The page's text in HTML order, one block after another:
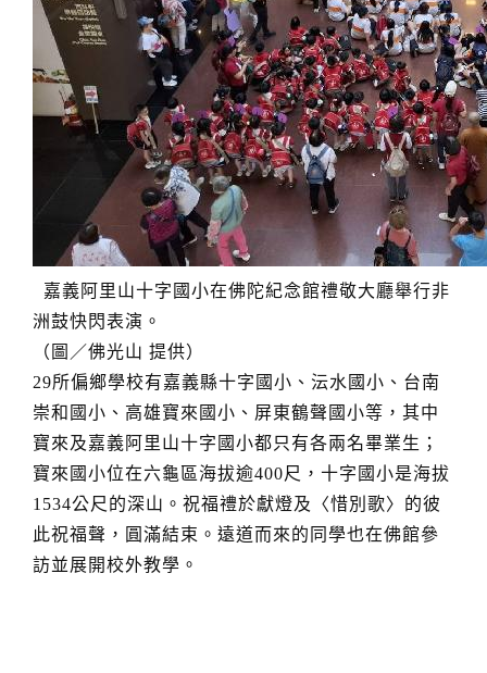
嘉義阿里山十字國小在佛陀紀念館禮敬大廳舉行非
洲鼓快閃表演。
（圖／佛光山 提供）
29所偏鄉學校有嘉義縣十字國小、沄水國小、台南
崇和國小、高雄寶來國小、屏東鶴聲國小等，其中
寶來及嘉義阿里山十字國小都只有各兩名畢業生；
寶來國小位在六龜區海拔逾400尺，十字國小是海拔
1534公尺的深山。祝福禮於獻燈及〈惜別歌〉的彼
此祝福聲，圓滿結束。遠道而來的同學也在佛館參
訪並展開校外教學。